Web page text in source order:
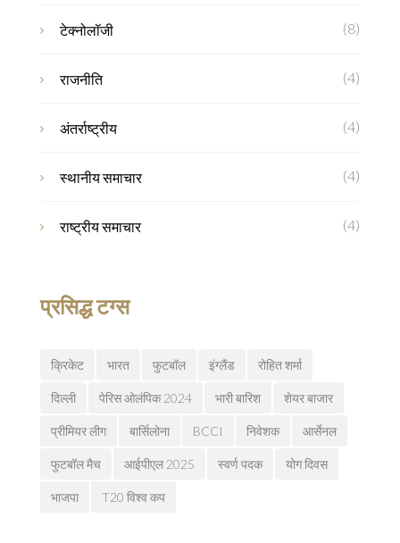
टेक्नोलॉजी (8)
राजनीति (4)
अंतर्राष्ट्रीय (4)
स्थानीय समाचार (4)
राष्ट्रीय समाचार (4)
प्रसिद्ध टग्स
क्रिकेट भारत फुटबॉल इंग्लैंड रोहित शर्मा
दिल्ली पेरिस ओलंपिक 2024 भारी बारिश शेयर बाजार
प्रीमियर लीग बार्सिलोना BCCI निवेशक आर्सेनल
फुटबॉल मैच आईपीएल 2025 स्वर्ण पदक योग दिवस
भाजपा T20 विश्व कप